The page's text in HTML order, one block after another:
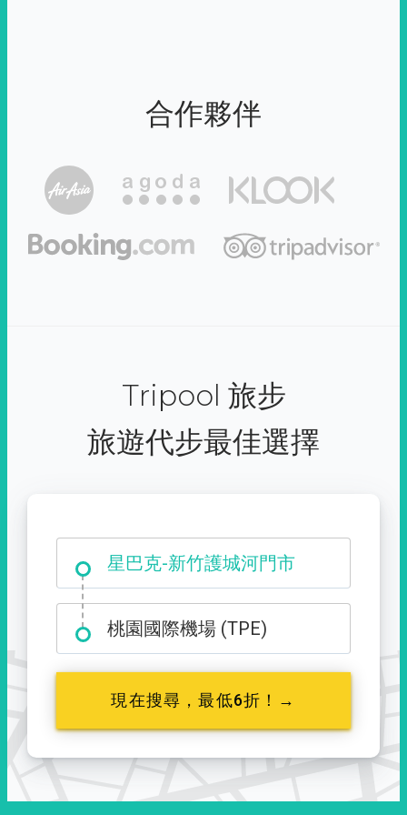
合作夥伴
Tripool 旅步
旅遊代步最佳選擇
星巴克-新竹護城河門市
大霸尖山登山口
桃園國際機場 (TPE)
現在搜尋，最低6折！→